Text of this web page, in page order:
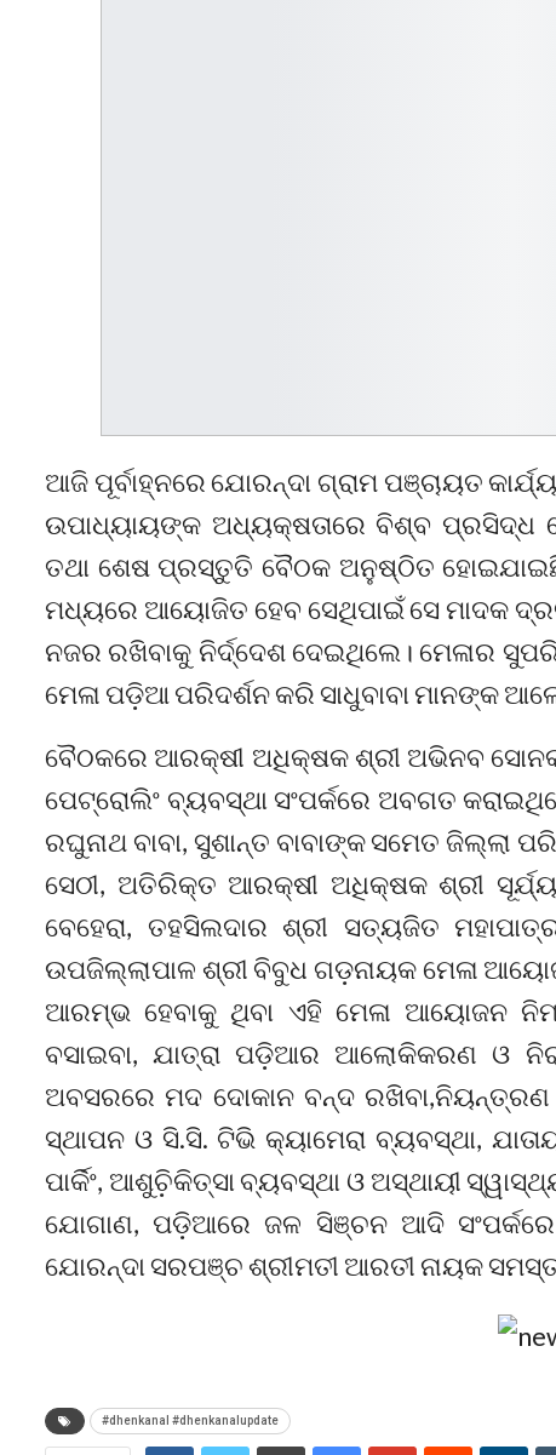
ଆଜି ପୂର୍ବାହ୍ନରେ ଯୋରନ୍ଦା ଗ୍ରାମ ପଞ୍ଚାୟତ
ଉପାଧ୍ୟାୟଙ୍କ ଅଧ୍ୟକ୍ଷତାରେ ବିଶ୍ବ ପ୍ରସିଦ୍ଧ
ତଥା ଶେଷ ପ୍ରସ୍ତୁତି ବୈଠକ ଅନୁଷ୍ଠିତ
ମଧ୍ୟରେ ଆୟୋଜିତ ହେବ ସେଥିପାଇଁ ସେ ମାଦକ
ନଜର ରଖିବାକୁ ନିର୍ଦ୍ଦେଶ ଦେଇଥିଲେ। ମେଳାର
ମେଳା ପଡ଼ିଆ ପରିଦର୍ଶନ କରି ସାଧୁବାବା ମାନଙ୍କ
ବୈଠକରେ ଆରକ୍ଷୀ ଅଧିକ୍ଷକ ଶ୍ରୀ ଅଭିନବ
ପେଟ୍ରୋଲିଂ ବ୍ୟବସ୍ଥା ସଂପର୍କରେ ଅବଗତ
ରଘୁନାଥ ବାବା, ସୁଶାନ୍ତ ବାବାଙ୍କ ସମେତ
ସେଠୀ, ଅତିରିକ୍ତ ଆରକ୍ଷୀ ଅଧିକ୍ଷକ ଶ୍ରୀ
ବେହେରା, ତହସିଲଦାର ଶ୍ରୀ ସତ୍ୟଜିତ
ଉପଜିଲ୍ଲାପାଳ ଶ୍ରୀ ବିବୁଧ ଗଡ଼ନାୟକ ମେଳା
ଆରମ୍ଭ ହେବାକୁ ଥିବା ଏହି ମେଳା ଆୟୋଜନ
ବସାଇବା, ଯାତ୍ରା ପଡ଼ିଆର ଆଲୋକିକରଣ ଓ
ଅବସରରେ ମଦ ଦୋକାନ ବନ୍ଦ
ସ୍ଥାପନ ଓ ସି.ସି. ଟିଭି କ୍ୟାମେରା ବ୍ୟବସ୍ଥା,
ପାର୍କିଂ, ଆଶୁଚ଼ିକିତ୍ସା ବ୍ୟବସ୍ଥା ଓ ଅସ୍ଥାୟୀ
ଯୋଗାଣ, ପଡ଼ିଆରେ ଜଳ ସିଞ୍ଚନ ଆଦି
ଯୋରନ୍ଦା ସରପଞ୍ଚ ଶ୍ରୀମତୀ ଆରତୀ ନାୟକ
#dhenkanal #dhenkanalupdate